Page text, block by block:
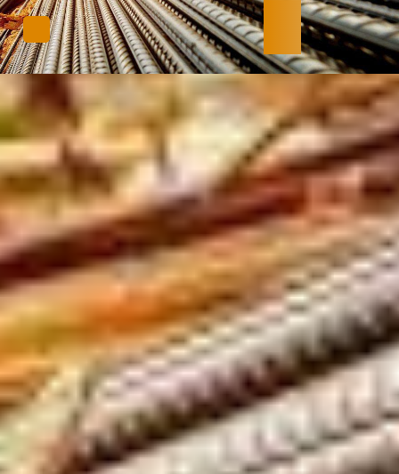
Open
Button